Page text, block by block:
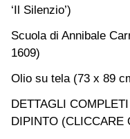
‘Il Silenzio’)
Scuola di Annibale
1609)
Olio su tela (73 x 89
DETTAGLI
DIPINTO (CLICCARE